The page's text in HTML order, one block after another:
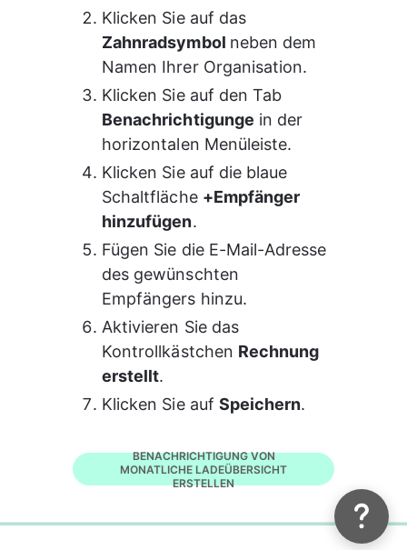
Klicken Sie auf das
Zahnradsymbol neben dem
Namen Ihrer Organisation.
Klicken Sie auf den Tab
Benachrichtigunge in der
horizontalen Menüleiste.
Klicken Sie auf die blaue
Schaltfläche +Empfänger
hinzufügen.
Fügen Sie die E-Mail-Adresse
des gewünschten
Empfängers hinzu.
Aktivieren Sie das
Kontrollkästchen Rechnung
erstellt.
Klicken Sie auf Speichern.
BENACHRICHTIGUNG VON
MONATLICHE LADEÜBERSICHT
ERSTELLEN
0%
support guides!